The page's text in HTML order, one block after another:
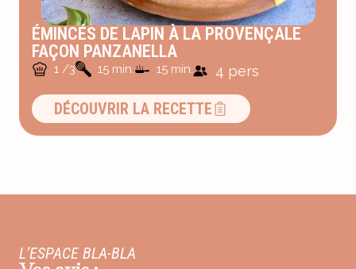
ÉMINCÉS DE LAPIN À LA PROVENÇALE
FAÇON PANZANELLA
1 /3 15 min. 15 min. 4 pers
DÉCOUVRIR LA RECETTE
L’ESPACE BLA-BLA